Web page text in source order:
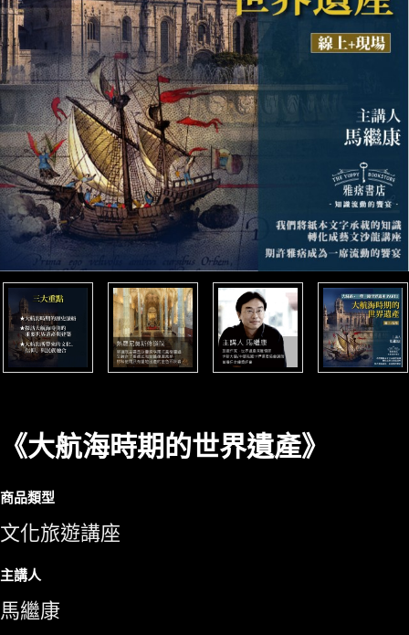
《大航海時期的世界遺產》
商品類型
文化旅遊講座
主講人
馬繼康